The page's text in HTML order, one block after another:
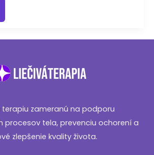
terapiu zameranú na podporu
procesov tela, prevenciu ochorení a
zlepšenie kvality života.